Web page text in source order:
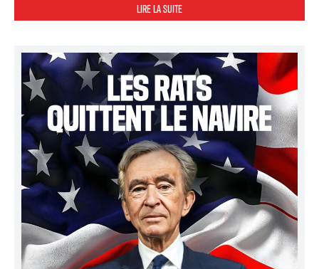
LIRE LA SUITE